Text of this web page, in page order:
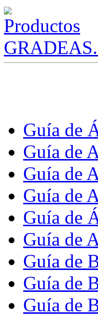
Guía de
Guía de
Guía de
Guía de
Guía de
Guía de
Guía de
Guía de
Guía de